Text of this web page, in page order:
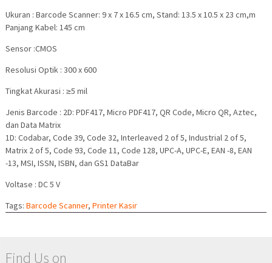
Ukuran : Barcode Scanner: 9 x 7 x 16.5 cm, Stand: 13.5 x 10.5 x 23 cm,m
Panjang Kabel: 145 cm
Sensor :CMOS
Resolusi Optik : 300 x 600
Tingkat Akurasi : ≥5 mil
Jenis Barcode : 2D: PDF417, Micro PDF417, QR Code, Micro QR, Aztec,
dan Data Matrix
1D: Codabar, Code 39, Code 32, Interleaved 2 of 5, Industrial 2 of 5,
Matrix 2 of 5, Code 93, Code 11, Code 128, UPC-A, UPC-E, EAN -8, EAN
-13, MSI, ISSN, ISBN, dan GS1 DataBar
Voltase : DC 5 V
Tags: Barcode Scanner, Printer Kasir
Find Us on